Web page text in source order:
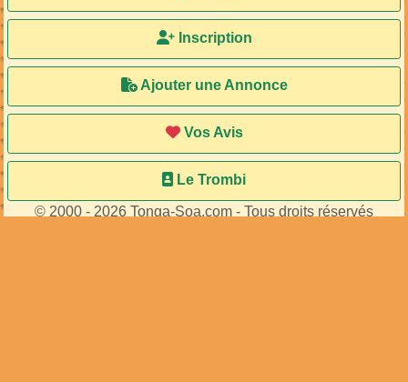
Inscription
Ajouter une Annonce
Vos Avis
Le Trombi
© 2000 - 2026 Tonga-Soa.com - Tous droits réservés